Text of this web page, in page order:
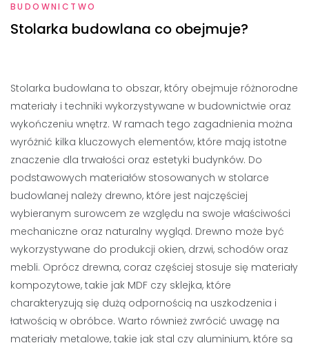
BUDOWNICTWO
Stolarka budowlana co obejmuje?
Stolarka budowlana to obszar, który obejmuje różnorodne
materiały i techniki wykorzystywane w budownictwie oraz
wykończeniu wnętrz. W ramach tego zagadnienia można
wyróżnić kilka kluczowych elementów, które mają istotne
znaczenie dla trwałości oraz estetyki budynków. Do
podstawowych materiałów stosowanych w stolarce
budowlanej należy drewno, które jest najczęściej
wybieranym surowcem ze względu na swoje właściwości
mechaniczne oraz naturalny wygląd. Drewno może być
wykorzystywane do produkcji okien, drzwi, schodów oraz
mebli. Oprócz drewna, coraz częściej stosuje się materiały
kompozytowe, takie jak MDF czy sklejka, które
charakteryzują się dużą odpornością na uszkodzenia i
łatwością w obróbce. Warto również zwrócić uwagę na
materiały metalowe, takie jak stal czy aluminium, które są